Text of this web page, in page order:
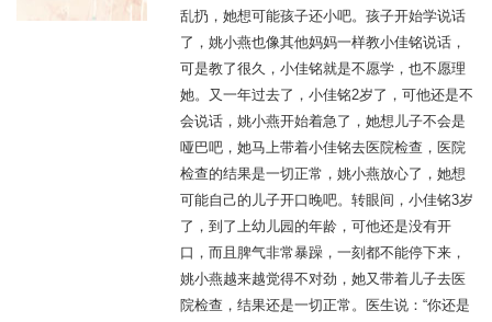
乱扔，她想可能孩子还小吧。孩子开始学说话
了，姚小燕也像其他妈妈一样教小佳铭说话，
可是教了很久，小佳铭就是不愿学，也不愿理
她。又一年过去了，小佳铭2岁了，可他还是不
会说话，姚小燕开始着急了，她想儿子不会是
哑巴吧，她马上带着小佳铭去医院检查，医院
检查的结果是一切正常，姚小燕放心了，她想
可能自己的儿子开口晚吧。转眼间，小佳铭3岁
了，到了上幼儿园的年龄，可他还是没有开
口，而且脾气非常暴躁，一刻都不能停下来，
姚小燕越来越觉得不对劲，她又带着儿子去医
院检查，结果还是一切正常。医生说：“你还是